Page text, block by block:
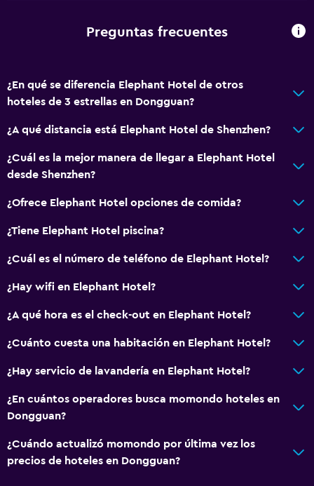
Salud y seguridad
Servicios básicos
Preguntas frecuentes
¿En qué se diferencia Elephant Hotel de otros
hoteles de 3 estrellas en Dongguan?
¿A qué distancia está Elephant Hotel de Shenzhen?
¿Cuál es la mejor manera de llegar a Elephant Hotel
desde Shenzhen?
¿Ofrece Elephant Hotel opciones de comida?
¿Tiene Elephant Hotel piscina?
¿Cuál es el número de teléfono de Elephant Hotel?
¿Hay wifi en Elephant Hotel?
¿A qué hora es el check-out en Elephant Hotel?
¿Cuánto cuesta una habitación en Elephant Hotel?
¿Hay servicio de lavandería en Elephant Hotel?
¿En cuántos operadores busca momondo hoteles en
Dongguan?
¿Cuándo actualizó momondo por última vez los
precios de hoteles en Dongguan?